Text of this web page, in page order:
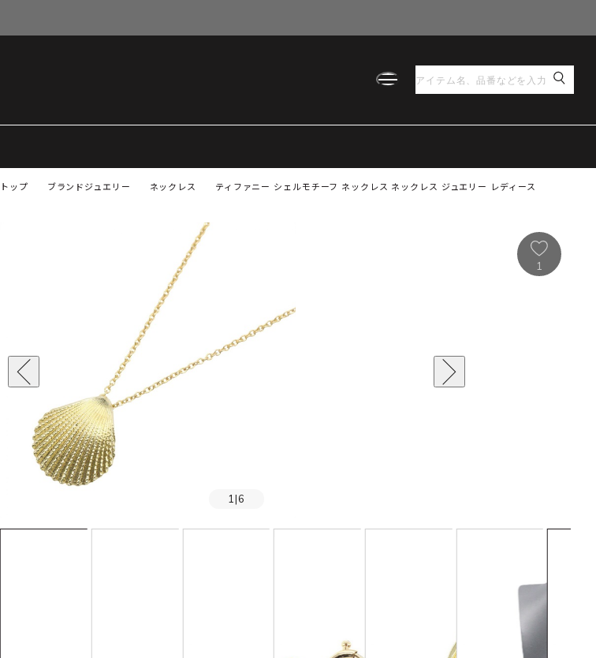
トップ ティファニー シェルモチーフ ネックレス ネックレス ジュエリー レディース
ブランドジュエリー ネックレス
1 |6
1